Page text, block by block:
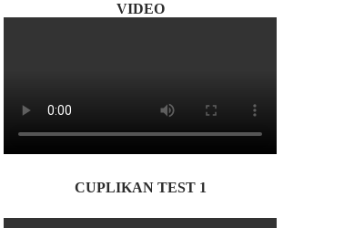
VIDEO
CUPLIKAN TEST 1